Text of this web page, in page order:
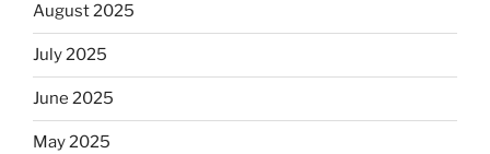
August 2025
July 2025
June 2025
May 2025